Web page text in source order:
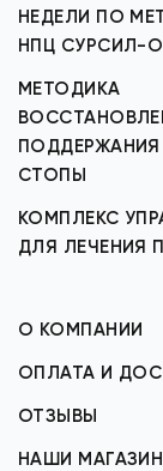
НЕДЕЛИ ПО
НПЦ СУРСИЛ-
МЕТОДИКА
ПОДДЕРЖАНИЯ
СТОПЫ
КОМПЛЕКС
ДЛЯ ЛЕЧЕНИЯ
О КОМПАНИИ
ОПЛАТА И
ОТЗЫВЫ
НАШИ